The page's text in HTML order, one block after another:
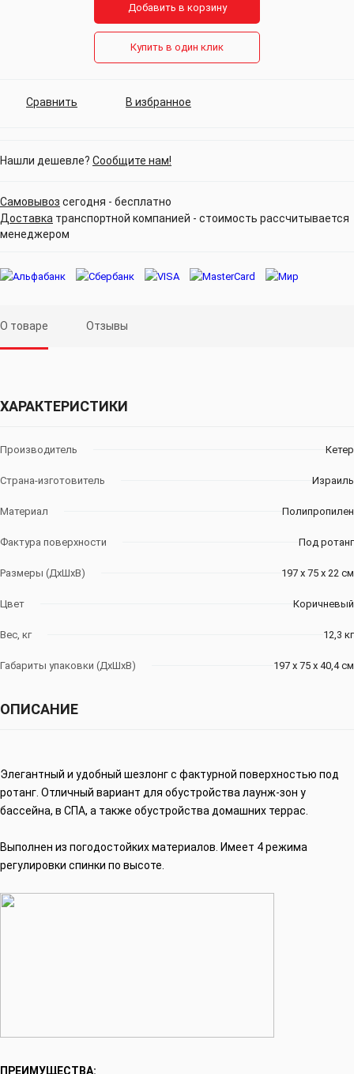
Добавить в корзину
Купить в один клик
Сравнить В избранное
Нашли дешевле? Сообщите нам!
Самовывоз сегодня - бесплатно
Доставка транспортной компанией - стоимость рассчитывается
менеджером
О товаре Отзывы
ХАРАКТЕРИСТИКИ
Производитель Кетер
Страна-изготовитель Израиль
Материал Полипропилен
Фактура поверхности Под ротанг
Размеры (ДхШхВ) 197 x 75 x 22 см
Цвет Коричневый
Вес, кг 12,3 кг
Габариты упаковки (ДхШхВ) 197 x 75 x 40,4 см
ОПИСАНИЕ
Элегантный и удобный шезлонг с фактурной поверхностью под
ротанг. Отличный вариант для обустройства лаунж-зон у
бассейна, в СПА, а также обустройства домашних террас.
Выполнен из погодостойких материалов. Имеет 4 режима
регулировки спинки по высоте.
ПРЕИМУЩЕСТВА: